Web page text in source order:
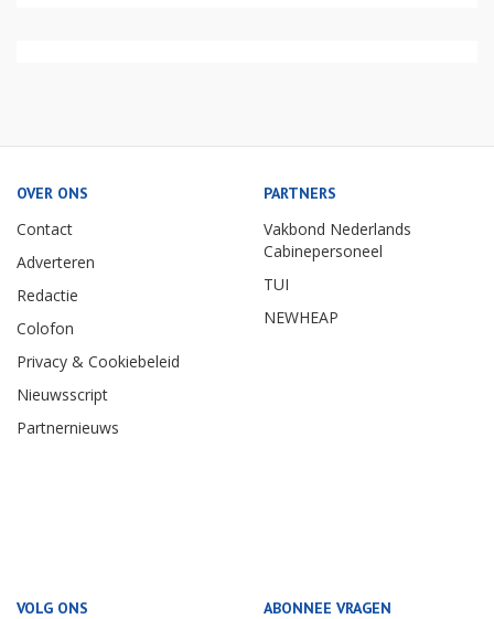
OVER ONS
Contact
Adverteren
Redactie
Colofon
Privacy & Cookiebeleid
Nieuwsscript
Partnernieuws
PARTNERS
Vakbond Nederlands
Cabinepersoneel
TUI
NEWHEAP
VOLG ONS ABONNEE VRAGEN